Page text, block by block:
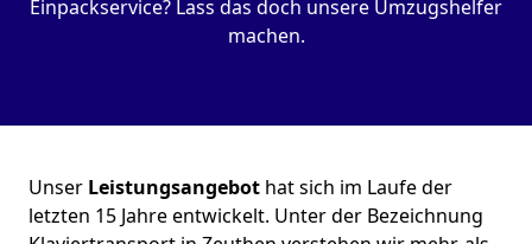
Einpackservice? Lass das doch unsere Umzugshelfer
machen.
Unser Leistungsangebot hat sich im Laufe der
letzten 15 Jahre entwickelt. Unter der Bezeichnung